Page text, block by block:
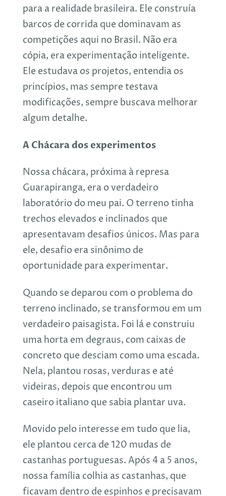
para a realidade brasileira. Ele construía
barcos de corrida que dominavam as
competições aqui no Brasil. Não era
cópia, era experimentação inteligente.
Ele estudava os projetos, entendia os
princípios, mas sempre testava
modificações, sempre buscava melhorar
algum detalhe.
A Chácara dos experimentos
Nossa chácara, próxima à represa
Guarapiranga, era o verdadeiro
laboratório do meu pai. O terreno tinha
trechos elevados e inclinados que
apresentavam desafios únicos. Mas para
ele, desafio era sinônimo de
oportunidade para experimentar.
Quando se deparou com o problema do
terreno inclinado, se transformou em um
verdadeiro paisagista. Foi lá e construiu
uma horta em degraus, com caixas de
concreto que desciam como uma escada.
Nela, plantou rosas, verduras e até
videiras, depois que encontrou um
caseiro italiano que sabia plantar uva.
Movido pelo interesse em tudo que lia,
ele plantou cerca de 120 mudas de
castanhas portuguesas. Após 4 a 5 anos,
nossa família colhia as castanhas, que
ficavam dentro de espinhos e precisavam